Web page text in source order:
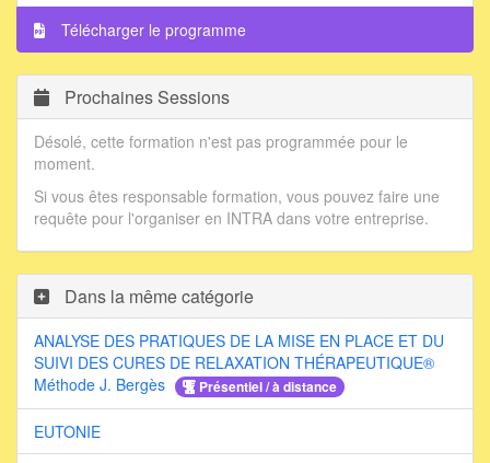
Télécharger le programme
Prochaines Sessions
Désolé, cette formation n'est pas programmée pour le
moment.
Si vous êtes responsable formation, vous pouvez faire une
requête pour l'organiser en INTRA dans votre entreprise.
Dans la même catégorie
ANALYSE DES PRATIQUES DE LA MISE EN PLACE ET DU
SUIVI DES CURES DE RELAXATION THÉRAPEUTIQUE®
Méthode J. Bergès
Présentiel / à distance
EUTONIE